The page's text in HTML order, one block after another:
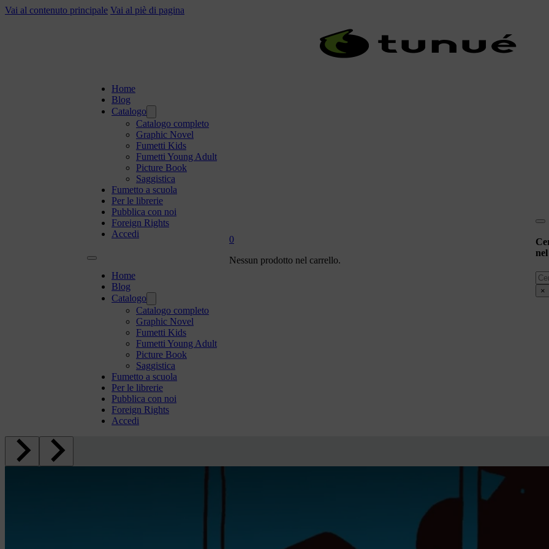
Vai al contenuto principale Vai al piè di pagina
Home
Blog
Catalogo
Catalogo completo
Graphic Novel
Fumetti Kids
Fumetti Young Adult
Picture Book
Saggistica
Fumetto a scuola
Per le librerie
Pubblica con noi
Foreign Rights
Accedi
Home
Blog
Catalogo
Catalogo completo
Graphic Novel
Fumetti Kids
Fumetti Young Adult
Picture Book
Saggistica
Fumetto a scuola
Per le librerie
Pubblica con noi
Foreign Rights
Accedi
0
Nessun prodotto nel carrello.
×